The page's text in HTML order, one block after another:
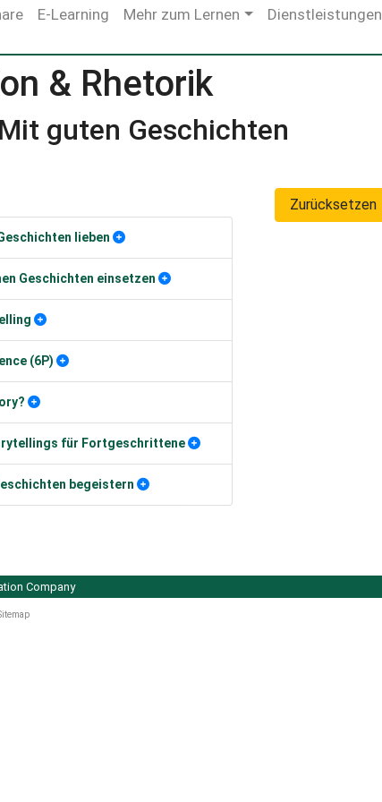
E-Learning Mehr zum Lernen Dienstleistungen
& Rhetorik
guten Geschichten
lieben
Geschichten einsetzen
(6P)
für Fortgeschrittene
begeistern
Zurücksetzen
Company